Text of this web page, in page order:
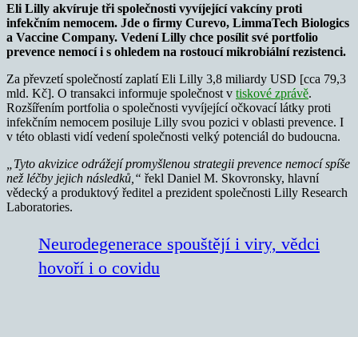
Eli Lilly akvíruje tři společnosti vyvíjející vakcíny proti
infekčním nemocem. Jde o firmy Curevo, LimmaTech Biologics
a Vaccine Company. Vedení Lilly chce posílit své portfolio
prevence nemocí i s ohledem na rostoucí mikrobiální rezistenci.
Za převzetí společností zaplatí Eli Lilly 3,8 miliardy USD [cca 79,3
mld. Kč]. O transakci informuje společnost v tiskové zprávě.
Rozšířením portfolia o společnosti vyvíjející očkovací látky proti
infekčním nemocem posiluje Lilly svou pozici v oblasti prevence. I
v této oblasti vidí vedení společnosti velký potenciál do budoucna.
„Tyto akvizice odrážejí promyšlenou strategii prevence nemocí spíše
než léčby jejich následků,“ řekl Daniel M. Skovronsky, hlavní
vědecký a produktový ředitel a prezident společnosti Lilly Research
Laboratories.
Neurodegenerace spouštějí i viry, vědci
hovoří i o covidu